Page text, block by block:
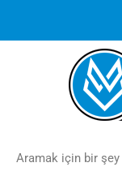
1000 TL ve